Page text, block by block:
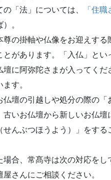
「法」については、
「住
。
の掛軸や仏像をお迎えする
とがあります。「入仏」と
に阿弥陀さまが入ってく
す。
壇の引越しや処分の際の「
古いお仏壇から新しいお仏
んぶつほうよう）」をする
合、常髙寺は次の対応をし
さんにご相談ください。